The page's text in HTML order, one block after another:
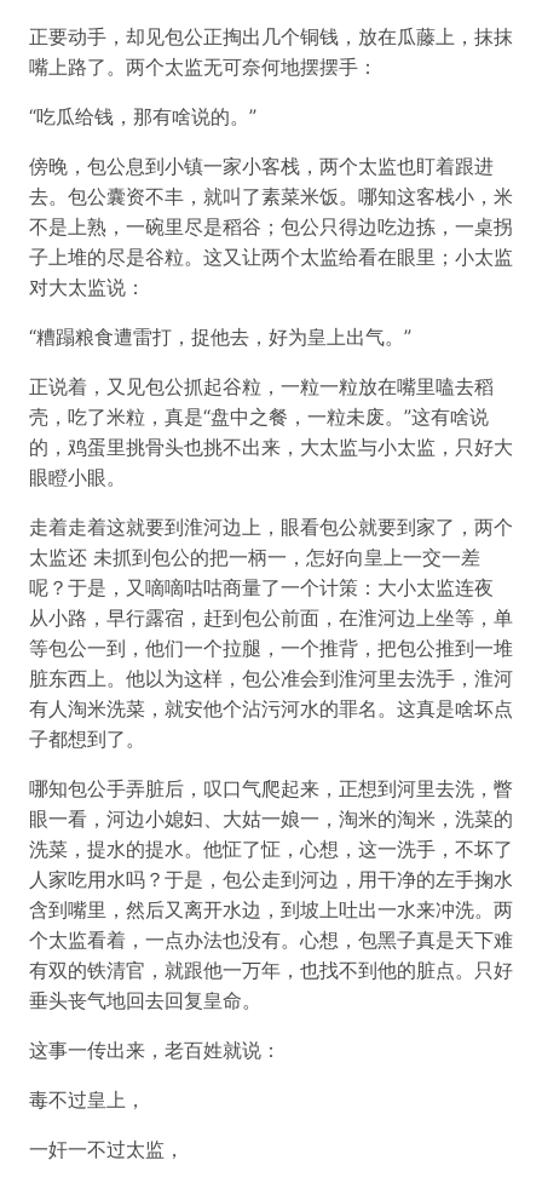
正要动手，却见包公正掏出几个铜钱，放在瓜藤上，抹抹
嘴上路了。两个太监无可奈何地摆摆手：
“吃瓜给钱，那有啥说的。”
傍晚，包公息到小镇一家小客栈，两个太监也盯着跟进
去。包公囊资不丰，就叫了素菜米饭。哪知这客栈小，米
不是上熟，一碗里尽是稻谷；包公只得边吃边拣，一桌拐
子上堆的尽是谷粒。这又让两个太监给看在眼里；小太监
对大太监说：
“糟蹋粮食遭雷打，捉他去，好为皇上出气。”
正说着，又见包公抓起谷粒，一粒一粒放在嘴里嗑去稻
壳，吃了米粒，真是“盘中之餐，一粒未废。”这有啥说
的，鸡蛋里挑骨头也挑不出来，大太监与小太监，只好大
眼瞪小眼。
走着走着这就要到淮河边上，眼看包公就要到家了，两个
太监还 未抓到包公的把一柄一，怎好向皇上一交一差
呢？于是，又嘀嘀咕咕商量了一个计策：大小太监连夜
从小路，早行露宿，赶到包公前面，在淮河边上坐等，单
等包公一到，他们一个拉腿，一个推背，把包公推到一堆
脏东西上。他以为这样，包公准会到淮河里去洗手，淮河
有人淘米洗菜，就安他个沾污河水的罪名。这真是啥坏点
子都想到了。
哪知包公手弄脏后，叹口气爬起来，正想到河里去洗，瞥
眼一看，河边小媳妇、大姑一娘一，淘米的淘米，洗菜的
洗菜，提水的提水。他怔了怔，心想，这一洗手，不坏了
人家吃用水吗？于是，包公走到河边，用干净的左手掬水
含到嘴里，然后又离开水边，到坡上吐出一水来冲洗。两
个太监看着，一点办法也没有。心想，包黑子真是天下难
有双的铁清官，就跟他一万年，也找不到他的脏点。只好
垂头丧气地回去回复皇命。
这事一传出来，老百姓就说：
毒不过皇上，
一奸一不过太监，